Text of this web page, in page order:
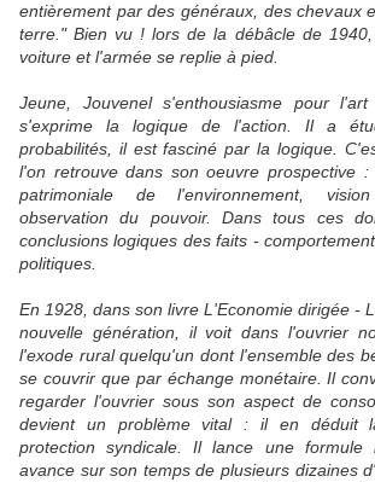
entièrement par des généraux, des chevaux
terre." Bien vu ! lors de la débâcle de
voiture et l'armée se replie à pied.
Jeune, Jouvenel s'enthousiasme pour
s'exprime la logique de l'action. Il a
probabilités, il est fasciné par la logique.
l'on retrouve dans son oeuvre prospective
patrimoniale de l'environnement,
observation du pouvoir. Dans tous ces
conclusions logiques des faits -
politiques.
En 1928, dans son livre L'Economie dirigée -
nouvelle génération, il voit dans l'ouvrier
l'exode rural quelqu'un dont l'ensemble des
se couvrir que par échange monétaire. Il
regarder l'ouvrier sous son aspect de
devient un problème vital : il en déduit
protection syndicale. Il lance une formule
avance sur son temps de plusieurs dizaines